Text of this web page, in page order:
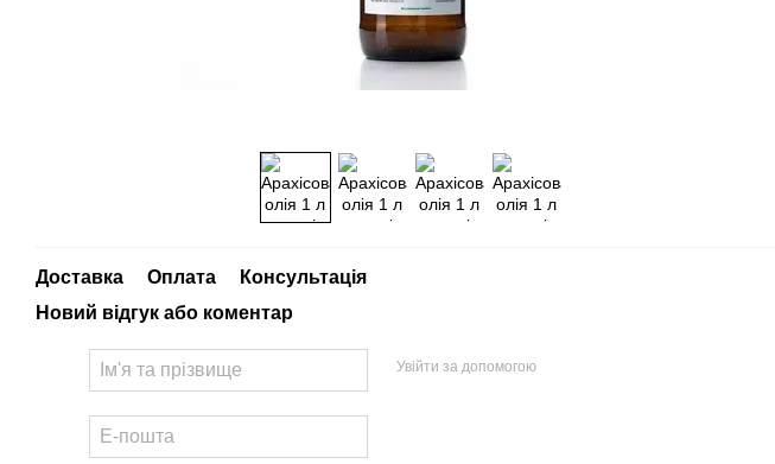
Доставка Оплата
Консультація
Новий відгук або коментар
Увійти за допомогою